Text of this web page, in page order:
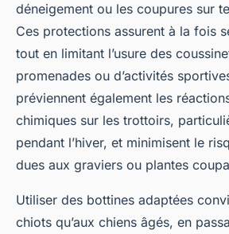
déneigement ou les coupures sur
Ces protections assurent à la fois
tout en limitant l’usure des
promenades ou d’activités
préviennent également les
chimiques sur les trottoirs,
pendant l’hiver, et minimisent le
dues aux graviers ou plantes
Utiliser des bottines adaptées
chiots qu’aux chiens âgés, en